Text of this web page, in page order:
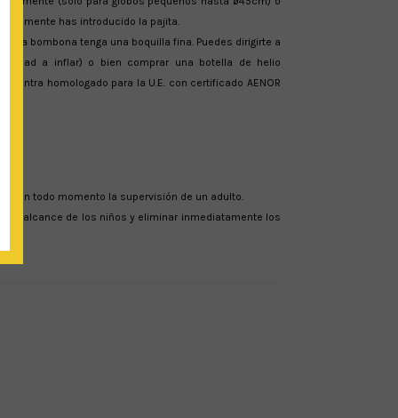
has introducido la pajita.
la bombona tenga una boquilla fina. Puedes dirigirte a
a inflar) o bien comprar una botella de helio
homologado para la U.E. con certificado AENOR
en todo momento la supervisión de un adulto.
alcance de los niños y eliminar inmediatamente los